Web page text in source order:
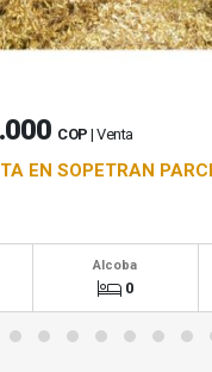
COP | Venta
EN SOPETRAN
Alcoba
0